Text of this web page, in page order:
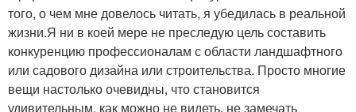
того, о чем мне довелось читать, я убедилась в реальной
жизни.Я ни в коей мере не преследую цель составить
конкуренцию профессионалам с области ландшафтного
или садового дизайна или строительства. Просто многие
вещи настолько очевидны, что становится
удивительным, как можно не видеть, не замечать